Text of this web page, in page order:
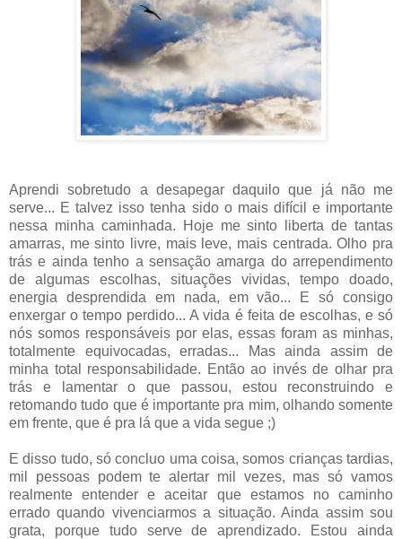
Aprendi sobretudo a desapegar daquilo que já não me
serve... E talvez isso tenha sido o mais difícil e importante
nessa minha caminhada. Hoje me sinto liberta de tantas
amarras, me sinto livre, mais leve, mais centrada. Olho pra
trás e ainda tenho a sensação amarga do arrependimento
de algumas escolhas, situações vividas, tempo doado,
energia desprendida em nada, em vão... E só consigo
enxergar o tempo perdido... A vida é feita de escolhas, e só
nós somos responsáveis por elas, essas foram as minhas,
totalmente equivocadas, erradas... Mas ainda assim de
minha total responsabilidade. Então ao invés de olhar pra
trás e lamentar o que passou, estou reconstruindo e
retomando tudo que é importante pra mim, olhando somente
em frente, que é pra lá que a vida segue ;)
E disso tudo, só concluo uma coisa, somos crianças tardias,
mil pessoas podem te alertar mil vezes, mas só vamos
realmente entender e aceitar que estamos no caminho
errado quando vivenciarmos a situação. Ainda assim sou
grata, porque tudo serve de aprendizado. Estou ainda